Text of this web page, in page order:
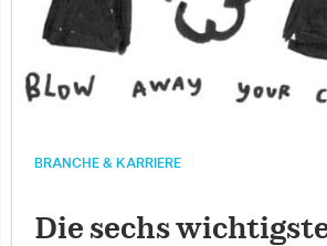
BRANCHE & KARRIERE
Die sechs